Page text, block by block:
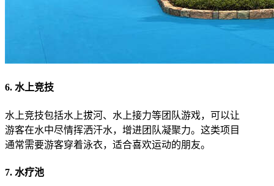
6. 水上竞技
水上竞技包括水上拔河、水上接力等团队游戏，可以让
游客在水中尽情挥洒汗水，增进团队凝聚力。这类项目
通常需要游客穿着泳衣，适合喜欢运动的朋友。
7. 水疗池